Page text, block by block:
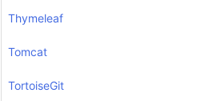
Thymeleaf
Tomcat
TortoiseGit